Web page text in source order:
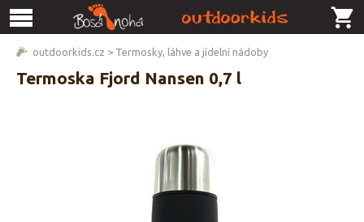
outdoorkids.cz > Termosky, láhve a jídelní nádoby
Termoska Fjord Nansen 0,7 l